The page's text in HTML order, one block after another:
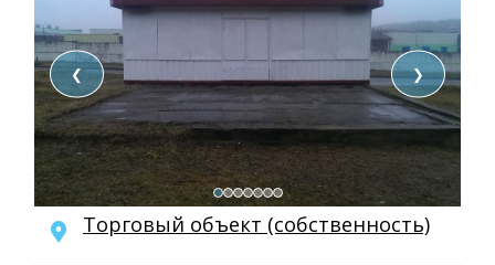
❮ ❯
Торговый объект (собственность)